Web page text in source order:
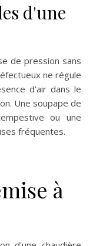
d'une
de pression sans
ne régule
d'air dans le
Une soupape de
ou une
fréquentes.
à